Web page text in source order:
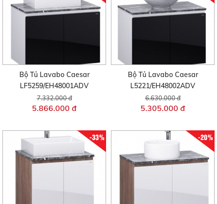
Bộ Tủ Lavabo Caesar
LF5259/EH48001ADV
7.332.000 đ
5.866.000 đ
Bộ Tủ Lavabo Caesar
L5221/EH48002ADV
6.630.000 đ
5.305.000 đ
-33% -20%